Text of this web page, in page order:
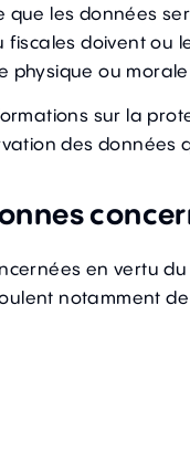
que les données
fiscales doivent
physique ou
sur la
des données
en vertu
notamment de